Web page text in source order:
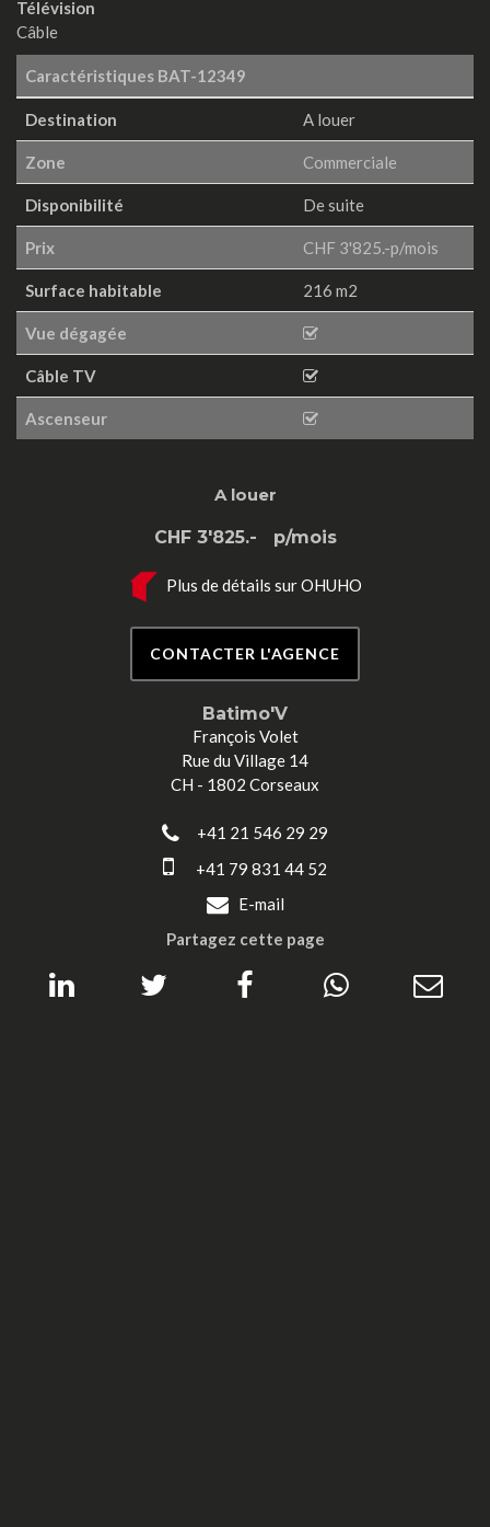
Télévision
Câble
Caractéristiques BAT-12349
Destination A louer
Zone Commerciale
Disponibilité De suite
Prix CHF 3'825.-p/mois
Surface habitable 216 m2
Vue dégagée
Câble TV
Ascenseur
A louer
CHF 3'825.- p/mois
Plus de détails sur OHUHO
CONTACTER L'AGENCE
Batimo'V
François Volet
Rue du Village 14
CH - 1802 Corseaux
+41 21 546 29 29
+41 79 831 44 52
E-mail
Partagez cette page